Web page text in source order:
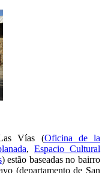
Vías (Oficina de la
, Espacio Cultural
) estão baseadas no bairro
(departamento de San